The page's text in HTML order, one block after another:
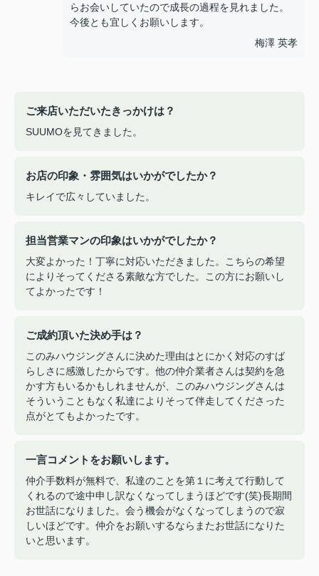
らお会いしていたので成長の過程を見れました。
今後とも宜しくお願いします。
梅澤 英孝
ご来店いただいたきっかけは？
SUUMOを見てきました。
お店の印象・雰囲気はいかがでしたか？
キレイで広々していました。
担当営業マンの印象はいかがでしたか？
大変よかった！丁寧に対応いただきました。こちらの希望
によりそってくださる素敵な方でした。この方にお願いし
てよかったです！
ご成約頂いた決め手は？
このみハウジングさんに決めた理由はとにかく対応のすば
らしさに感激したからです。他の仲介業者さんは契約を急
かす方もいるかもしれませんが、このみハウジングさんは
そういうこともなく私達によりそって伴走してくださった
点がとてもよかったです。
一言コメントをお願いします。
仲介手数料が無料で、私達のことを第１に考えて行動して
くれるので途中申し訳なくなってしまうほどです(笑)長期間
お世話になりました。会う機会がなくなってしまうので寂
しいほどです。仲介をお願いするならまたお世話になりた
いと思います。